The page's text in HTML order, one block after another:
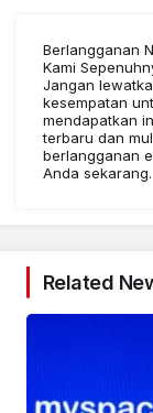
Berlangganan
Kami
Jangan
kesempatan
mendapatkan
terbaru dan
berlangganan
Anda sekarang.
Related